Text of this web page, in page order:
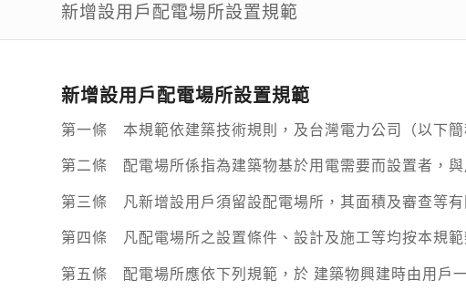
新增設用戶配電場所設置規範
新增設用戶配電場所設置規範
第一條 本規範依建築技術規則，及台灣電力公司（以下簡
第二條 配電場所係指為建築物基於用電需要而設置者，
第三條 凡新增設用戶須留設配電場所，其面積及審查等有
第四條 凡配電場所之設置條件、設計及施工等均按本規範
第五條 配電場所應依下列規範，於 建築物興建時由用戶